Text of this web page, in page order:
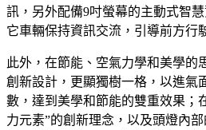
訊，另外配備9吋螢幕的主動式智
它車輛保持資訊交流，引導前方行
此外，在節能、空氣力學和美學的
創新設計，更顯獨樹一格，以進氣
數，達到美學和節能的雙重效果；
力元素”的創新理念，以及頭燈內